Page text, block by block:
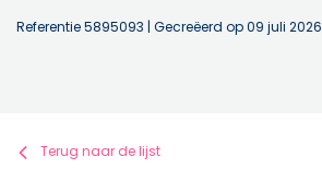
Referentie 5895093 | Gecreëerd op 09 juli 2026
Terug naar de lijst